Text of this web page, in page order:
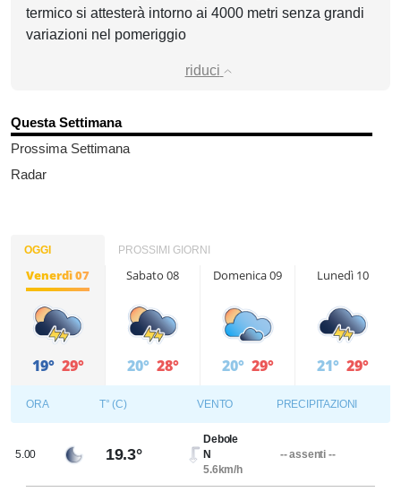
termico si attesterà intorno ai 4000 metri senza grandi
variazioni nel pomeriggio
riduci
Questa Settimana
Prossima Settimana
Radar
OGGI PROSSIMI GIORNI
Venerdì 07
19° 29°
Sabato 08
20° 28°
Domenica 09
20° 29°
Lunedì 10
21° 29°
ORA T° (C) VENTO PRECIPITAZIONI
5.00 19.3°
Debole
N
5.6km/h
-- assenti --